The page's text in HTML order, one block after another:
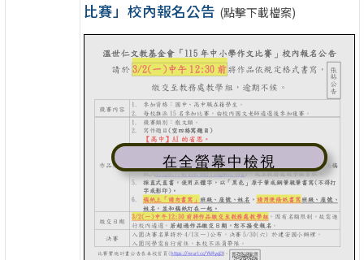
比賽」校內報名公告 (點擊下載檔案)
在全螢幕中檢視